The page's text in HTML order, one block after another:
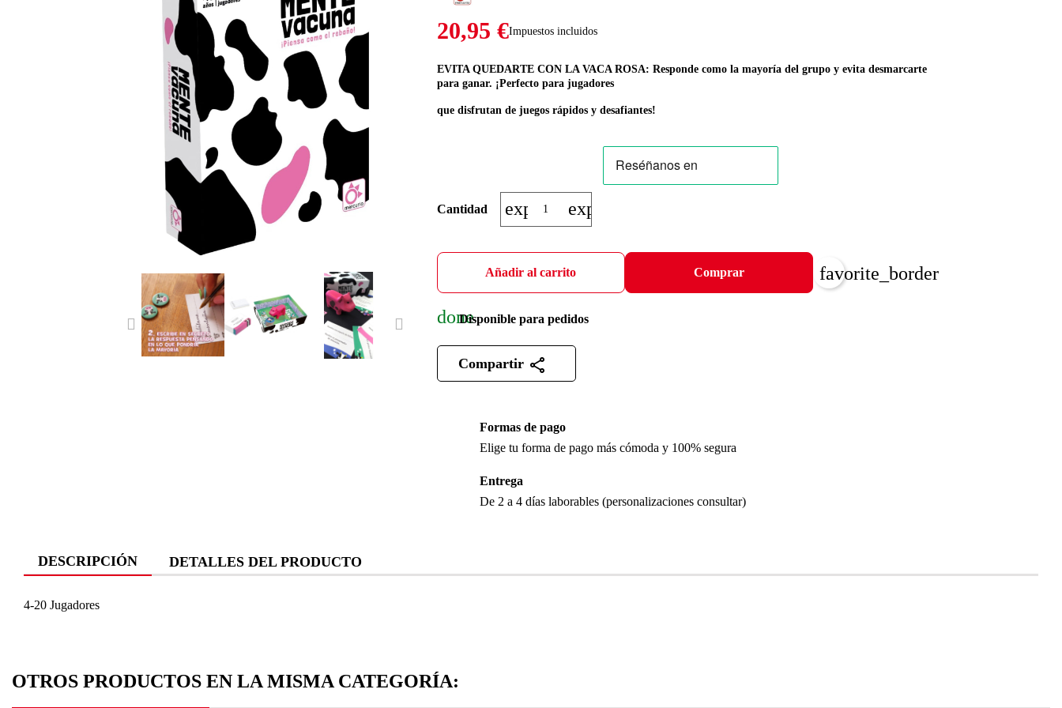
PREVIOUS
20,95 €Impuestos incluidos
EVITA QUEDARTE CON LA VACA ROSA: Responde como la mayoría del grupo y evita desmarcarte
para ganar. ¡Perfecto para jugadores
que disfrutan de juegos rápidos y desafiantes!
Cantidad expand_moreexpand_less
Añadir al carrito Comprar favorite_border
doneDisponible para pedidos
Compartir
Formas de pago
Elige tu forma de pago más cómoda y 100% segura
Entrega
De 2 a 4 días laborables (personalizaciones consultar)
DESCRIPCIÓN DETALLES DEL PRODUCTO
4-20 Jugadores
OTROS PRODUCTOS EN LA MISMA CATEGORÍA: